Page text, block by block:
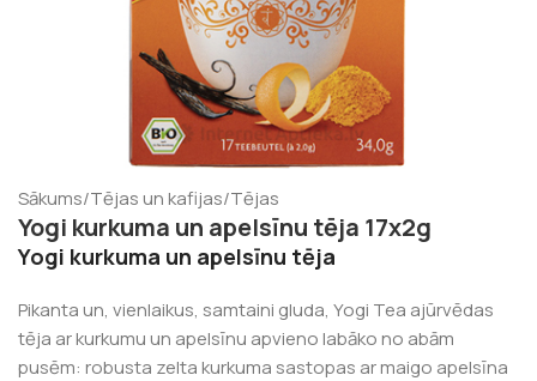
Sākums/Tējas un kafijas/Tējas
Yogi kurkuma un apelsīnu tēja 17x2g
Yogi kurkuma un apelsīnu tēja
Pikanta un, vienlaikus, samtaini gluda, Yogi Tea ajūrvēdas
tēja ar kurkumu un apelsīnu apvieno labāko no abām
pusēm: robusta zelta kurkuma sastopas ar maigo apelsīna